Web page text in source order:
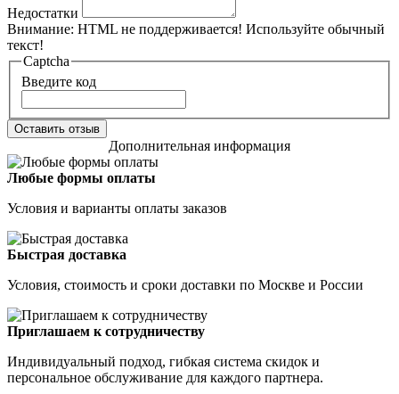
Недостатки
Внимание: HTML не поддерживается! Используйте обычный
текст!
Captcha
Введите код
Оставить отзыв
Дополнительная информация
Любые формы оплаты
Условия и варианты оплаты заказов
Быстрая доставка
Условия, стоимость и сроки доставки по Москве и России
Приглашаем к сотрудничеству
Индивидуальный подход, гибкая система скидок и
персональное обслуживание для каждого партнера.